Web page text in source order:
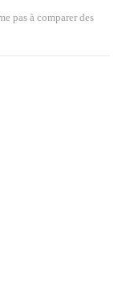
pas à comparer des